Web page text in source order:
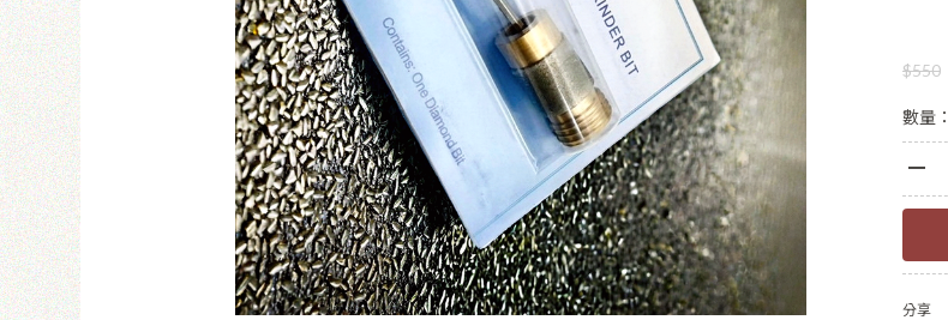
Email
密碼
登入
註冊新會員
使用LINE登入
姓名
Email
密碼
確認
$550
數量：
分享